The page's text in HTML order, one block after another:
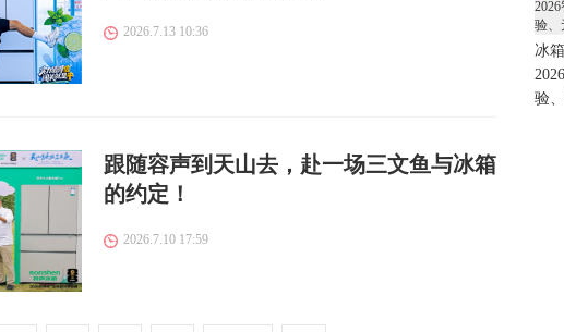
2026.7.13 10:36
跟随容声到天山去，赴一场三文鱼与冰箱
的约定！
2026.7.10 17:59
冰
验